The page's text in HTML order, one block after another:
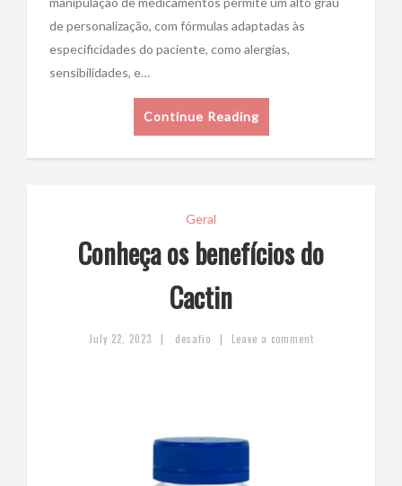
de personalização, com fórmulas adaptadas às
especificidades do paciente, como alergias,
sensibilidades, e…
Continue Reading
Geral
Conheça os benefícios do
Cactin
July 22, 2023 | desafio | Leave a comment